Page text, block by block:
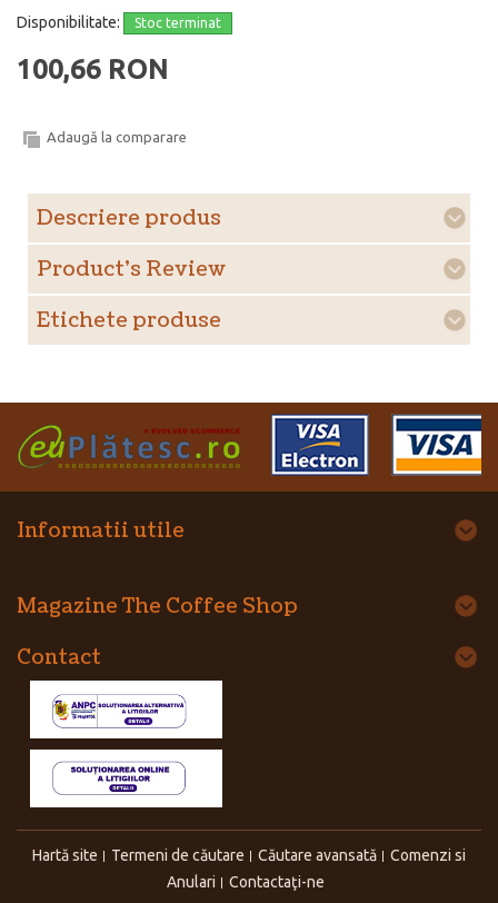
Disponibilitate: Stoc terminat
100,66 RON
Adaugă la comparare
Descriere produs
Product's Review
Etichete produse
Informatii utile
Magazine The Coffee Shop
Contact
Hartă site Termeni de căutare Căutare avansată
Comenzi si
Anulari
Contactaţi-ne